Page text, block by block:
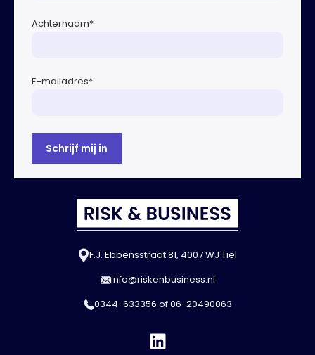
Achternaam*
E-mailadres*
F.J. Ebbensstraat 81, 4007 WJ Tiel
info@riskenbusiness.nl
0344-633356 of06-20490063